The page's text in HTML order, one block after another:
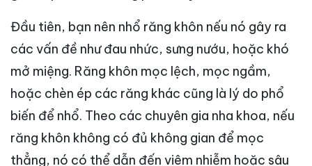
Đầu tiên, bạn nên nhổ răng khôn nếu nó gây ra
các vấn đề như đau nhức, sưng nướu, hoặc khó
mở miệng. Răng khôn mọc lệch, mọc ngầm,
hoặc chèn ép các răng khác cũng là lý do phổ
biến để nhổ. Theo các chuyên gia nha khoa, nếu
răng khôn không có đủ không gian để mọc
thẳng, nó có thể dẫn đến viêm nhiễm hoặc sâu